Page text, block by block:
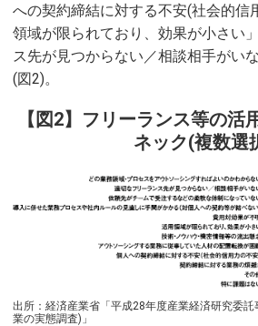
への契約締結に対する不安(社会的信
領域が限られており、効果が小さい
ス先が見つからない／相談相手がい
(図2)。
【図2】フリーランス等の活
ネック(複数選
出所：経済産業省「平成28年度産業経済研究委
業の実態調査)」